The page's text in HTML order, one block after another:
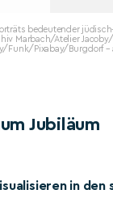
bedeutender
Marbach/Atelier
Funk/Pixabay/Burgdorf –
Jubiläum
in den